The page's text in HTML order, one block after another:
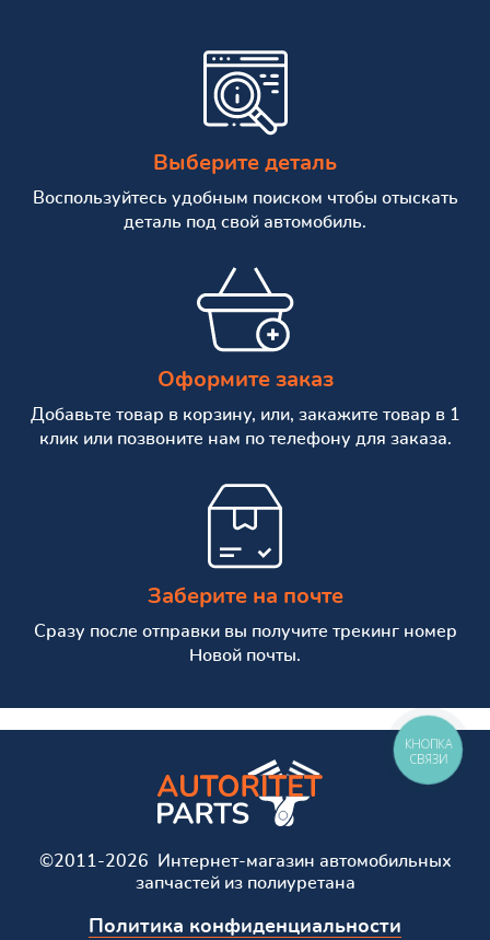
Выберите деталь
Воспользуйтесь удобным поиском чтобы отыскать
деталь под свой автомобиль.
Оформите заказ
Добавьте товар в корзину, или, закажите товар в 1
клик или позвоните нам по телефону для заказа.
Заберите на почте
Сразу после отправки вы получите трекинг номер
Новой почты.
©2011-2026 Интернет-магазин автомобильных
запчастей из полиуретана
Политика конфиденциальности
КНОПКА
СВЯЗИ